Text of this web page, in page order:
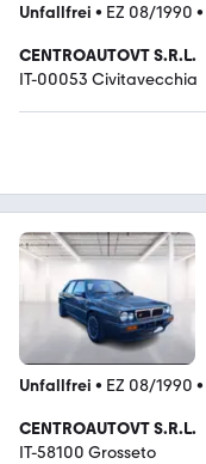
Unfallfrei • EZ 08/1990 •
CENTROAUTOVT S.R.L.
IT-00053 Civitavecchia
Unfallfrei • EZ 08/1990 •
CENTROAUTOVT S.R.L.
IT-58100 Grosseto